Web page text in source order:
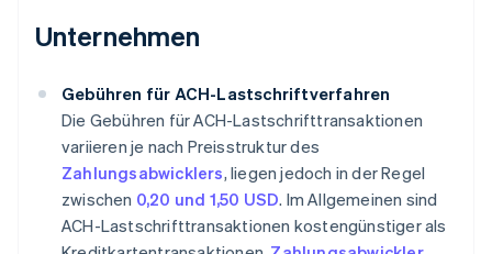
Unternehmen
Gebühren für ACH-Lastschriftverfahren
Die Gebühren für ACH-Lastschrifttransaktionen
variieren je nach Preisstruktur des
Zahlungsabwicklers, liegen jedoch in der Regel
zwischen 0,20 und 1,50 USD. Im Allgemeinen sind
ACH-Lastschrifttransaktionen kostengünstiger als